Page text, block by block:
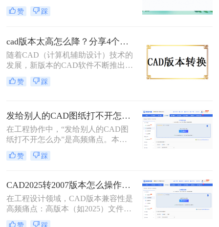
遍。然而，由于不同项目和团队可能
使用不同版本的CAD软件，文件版本
怎么转换低版本呢？本文将详细介绍
三种将CAD文件版本转换为低版本的
方法。
赞 踩
cad版本太高怎么降？分享4个实用方法！
随着CAD（计算机辅助设计）技术的
发展，新版本的CAD软件不断推出，
带来了更多的功能和优化。然而，这
也意味着高版本的CAD文件可能无法
CAD文件的版本降低。那么cad版本
太高怎么降呢？本文将介绍四种有效
的方法来实现这一目标。
赞 踩
发给别人的CAD图纸打不开怎么办？CAD版本转换5种有效方法！
在工程协作中，“发给别人的CAD图
纸打不开怎么办”是高频痛点。本文
聚焦CAD版本转换核心解决方案，所
有方法均经2026年实测验证。特别强
感图纸必须使用Autodesk官方本地功
能！
赞 踩
CAD2025转2007版本怎么操作？5种安全有效方法实测（2026年最新版）!
在工程设计领域，CAD版本兼容性是
高频痛点：高版本（如2025）文件无
法被超低版本（2007）打开，导致协
赞 踩